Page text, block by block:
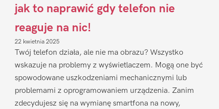
jak to naprawić gdy telefon nie
reaguje na nic!
22 kwietnia 2025
Twój telefon działa, ale nie ma obrazu? Wszystko
wskazuje na problemy z wyświetlaczem. Mogą one być
spowodowane uszkodzeniami mechanicznymi lub
problemami z oprogramowaniem urządzenia. Zanim
zdecydujesz się na wymianę smartfona na nowy,